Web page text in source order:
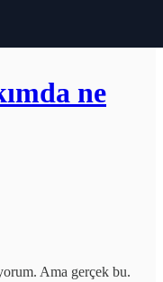
ne
Ama gerçek bu.